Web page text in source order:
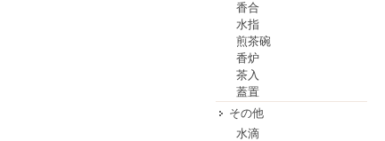
香合
水指
煎茶碗
香炉
茶入
蓋置
その他
水滴